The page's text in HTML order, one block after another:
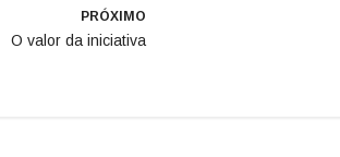
PRÓXIMO
O valor da iniciativa